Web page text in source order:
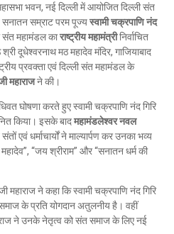
भवन, नई दिल्ली में आयोजित दिल्ली संत
सम्राट परम पूज्यस्वामी चक्रपाणि नंद
संत महामंडल काराष्ट्रीय महामंत्रीनिर्वाचित
दूधेश्वरनाथ मठ महादेव मंदिर, गाजियाबाद
प्रवक्ता एवं दिल्ली संत महामंडल के
महाराजने की।
घोषणा करते हुए स्वामी चक्रपाणि नंद गिरि
किया। इसके बादमहामंडलेश्वर नवल
एवं धर्माचार्यों ने माल्यार्पण कर उनका भव्य
“जय श्रीराम” और “सनातन धर्म की
महाराज ने कहा कि स्वामी चक्रपाणि नंद गिरि
के प्रति योगदान अतुलनीय है। वहीं
ने उनके नेतृत्व को संत समाज के लिए नई